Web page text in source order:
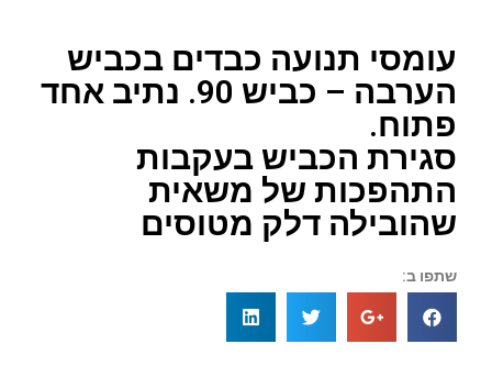
עומסי תנועה כבדים בכביש
הערבה – כביש 90. נתיב אחד
פתוח.
סגירת הכביש בעקבות
התהפכות של משאית
שהובילה דלק מטוסים
שתפו ב: